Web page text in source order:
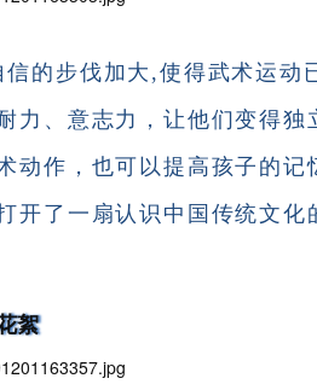
的步伐加大,使得武术运动
、意志力，让他们变得独
动作，也可以提高孩子的记
开了一扇认识中国传统文化
絮